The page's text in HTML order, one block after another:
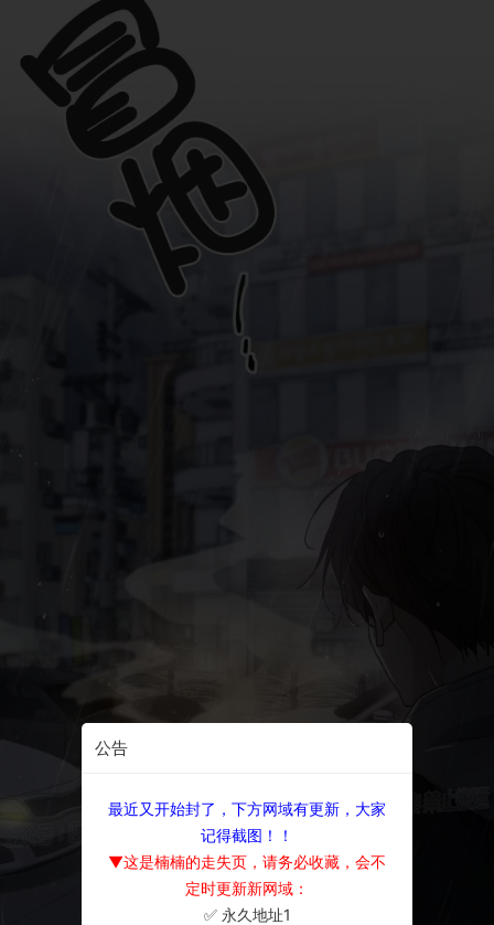
公告
最近又开始封了，下方网域有更新，大家
记得截图！！
▼这是楠楠的走失页，请务必收藏，会不
定时更新新网域：
✅ 永久地址1